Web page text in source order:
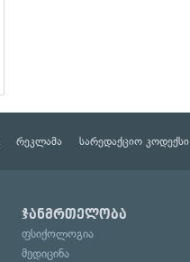
რეკლამა სარედაქციო კოდექსი
ჯანმრთელობა
ფსიქოლოგია
მედიცინა